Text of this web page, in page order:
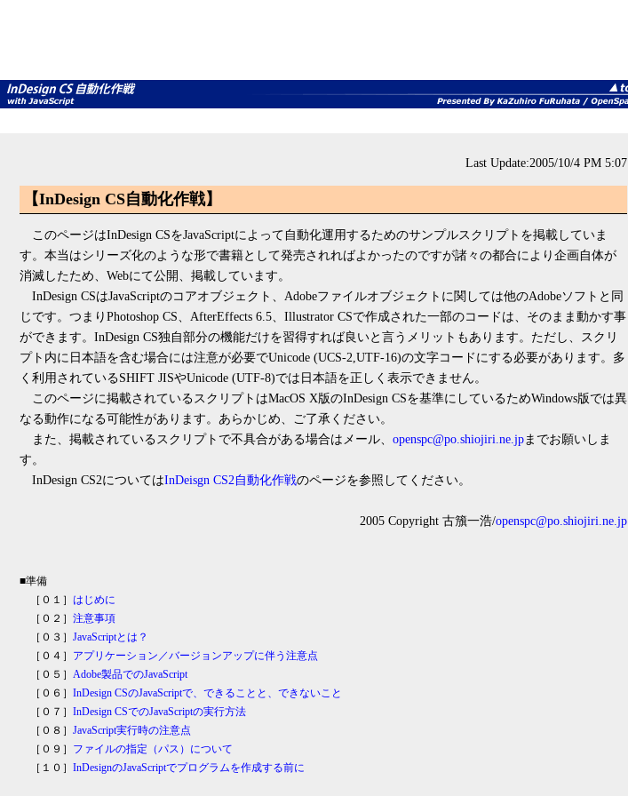
Last Update:2005/10/4 PM 5:07
【InDesign CS自動化作戦】
このページはInDesign CSをJavaScriptによって自動化運用するためのサンプルスクリプトを掲載していま
す。本当はシリーズ化のような形で書籍として発売されればよかったのですが諸々の都合により企画自体が
消滅したため、Webにて公開、掲載しています。
InDesign CSはJavaScriptのコアオブジェクト、Adobeファイルオブジェクトに関しては他のAdobeソフトと同
じです。つまりPhotoshop CS、AfterEffects 6.5、Illustrator CSで作成された一部のコードは、そのまま動かす事
ができます。InDesign CS独自部分の機能だけを習得すれば良いと言うメリットもあります。ただし、スクリ
プト内に日本語を含む場合には注意が必要でUnicode (UCS-2,UTF-16)の文字コードにする必要があります。多
く利用されているSHIFT JISやUnicode (UTF-8)では日本語を正しく表示できません。
このページに掲載されているスクリプトはMacOS X版のInDesign CSを基準にしているためWindows版では異
なる動作になる可能性があります。あらかじめ、ご了承ください。
また、掲載されているスクリプトで不具合がある場合はメール、 openspc@po.shiojiri.ne.jpまでお願いしま
す。
InDesign CS2についてはInDeisgn CS2自動化作戦のページを参照してください。
2005 Copyright 古籏一浩/openspc@po.shiojiri.ne.jp
■準備
［０１］ はじめに
［０２］ 注意事項
［０３］ JavaScriptとは？
［０４］ アプリケーション／バージョンアップに伴う注意点
［０５］ Adobe製品でのJavaScript
［０６］ InDesign CSのJavaScriptで、できることと、できないこと
［０７］ InDesign CSでのJavaScriptの実行方法
［０８］ JavaScript実行時の注意点
［０９］ ファイルの指定（パス）について
［１０］ InDesignのJavaScriptでプログラムを作成する前に